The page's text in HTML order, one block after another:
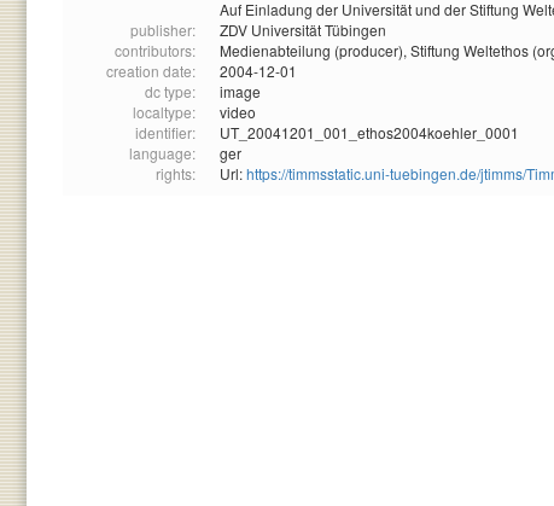
Auf Einladung der Universität und der Stiftung
publisher:
ZDV Universität Tübingen
contributors:
Medienabteilung (producer), Stiftung Weltethos
creation date:
2004-12-01
dc type:
image
localtype:
video
identifier:
UT_20041201_001_ethos2004koehler_0001
language:
ger
rights:
Url:https://timmsstatic.uni-tuebingen.de/jtimms/